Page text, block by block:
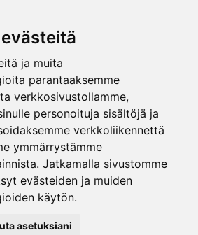
ja muita
parantaaksemme
verkkosivustollamme,
personoituja sisältöjä ja
verkkoliikennettä
ymmärrystämme
Jatkamalla sivustomme
evästeiden ja muiden
käytön.
asetuksiani